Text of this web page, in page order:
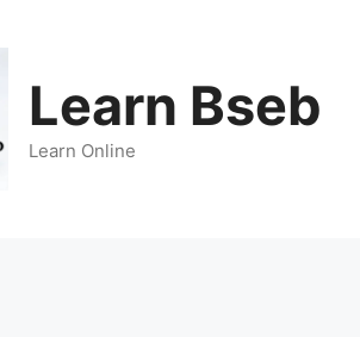
Learn Bseb
Learn Online